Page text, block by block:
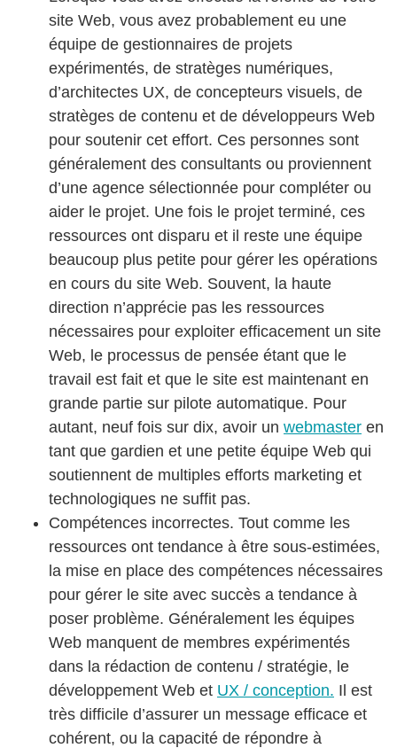
site Web, vous avez probablement eu une
équipe de gestionnaires de projets
expérimentés, de stratèges numériques,
d’architectes UX, de concepteurs visuels, de
stratèges de contenu et de développeurs Web
pour soutenir cet effort. Ces personnes sont
généralement des consultants ou proviennent
d’une agence sélectionnée pour compléter ou
aider le projet. Une fois le projet terminé, ces
ressources ont disparu et il reste une équipe
beaucoup plus petite pour gérer les opérations
en cours du site Web. Souvent, la haute
direction n’apprécie pas les ressources
nécessaires pour exploiter efficacement un site
Web, le processus de pensée étant que le
travail est fait et que le site est maintenant en
grande partie sur pilote automatique. Pour
autant, neuf fois sur dix, avoir un webmaster en
tant que gardien et une petite équipe Web qui
soutiennent de multiples efforts marketing et
technologiques ne suffit pas.
Compétences incorrectes. Tout comme les
ressources ont tendance à être sous-estimées,
la mise en place des compétences nécessaires
pour gérer le site avec succès a tendance à
poser problème. Généralement les équipes
Web manquent de membres expérimentés
dans la rédaction de contenu / stratégie, le
développement Web et UX / conception. Il est
très difficile d’assurer un message efficace et
cohérent, ou la capacité de répondre à